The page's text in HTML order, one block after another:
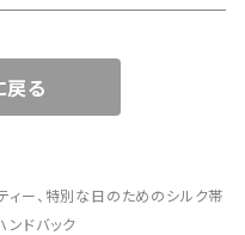
戻る
、特別な日のためのシルク帯
ンドバック